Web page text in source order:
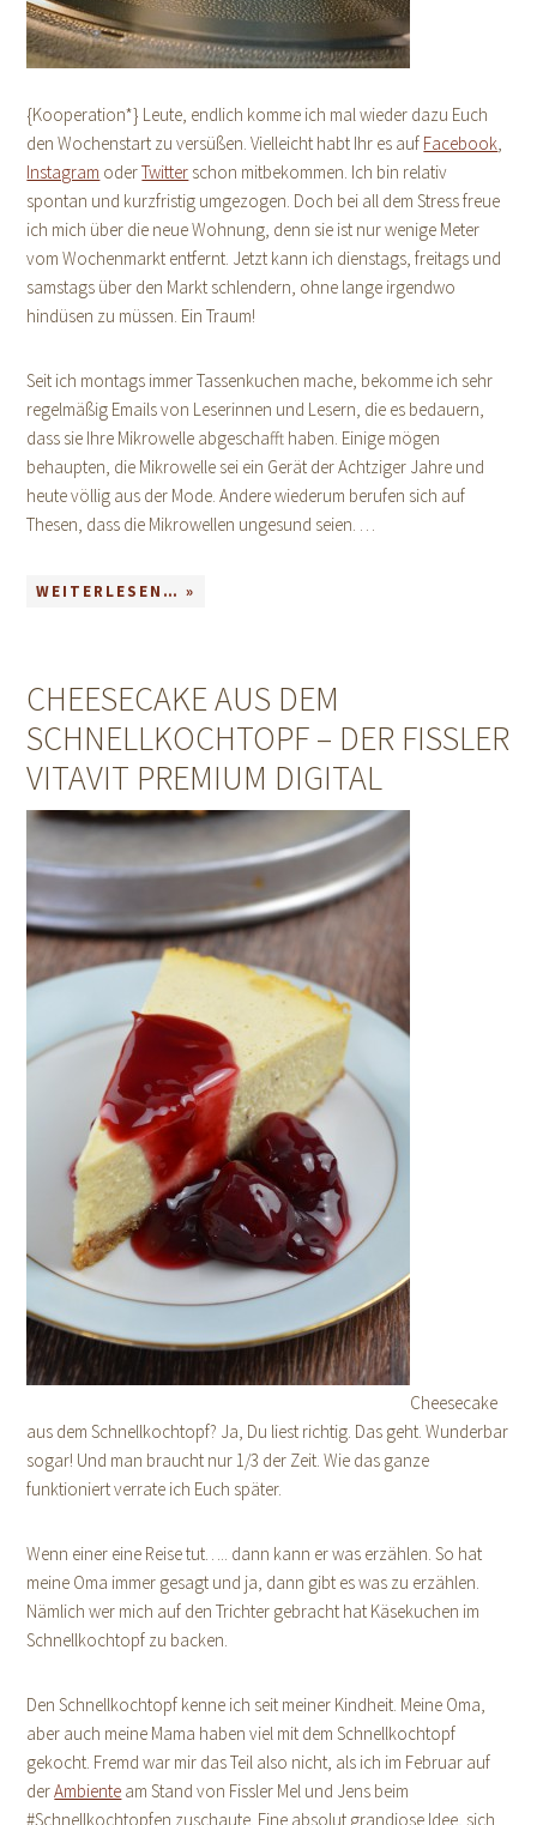
{Kooperation*} Leute, endlich komme ich mal wieder dazu Euch
den Wochenstart zu versüßen. Vielleicht habt Ihr es auf Facebook,
Instagram oderTwitter schon mitbekommen. Ich bin relativ
spontan und kurzfristig umgezogen. Doch bei all dem Stress freue
ich mich über die neue Wohnung, denn sie ist nur wenige Meter
vom Wochenmarkt entfernt. Jetzt kann ich dienstags, freitags und
samstags über den Markt schlendern, ohne lange irgendwo
hindüsen zu müssen. Ein Traum!
Seit ich montags immer Tassenkuchen mache, bekomme ich sehr
regelmäßig Emails von Leserinnen und Lesern, die es bedauern,
dass sie Ihre Mikrowelle abgeschafft haben. Einige mögen
behaupten, die Mikrowelle sei ein Gerät der Achtziger Jahre und
heute völlig aus der Mode. Andere wiederum berufen sich auf
Thesen, dass die Mikrowellen ungesund seien. …
WEITERLESEN… »
CHEESECAKE AUS DEM
SCHNELLKOCHTOPF – DER FISSLER
VITAVIT PREMIUM DIGITAL
Cheesecake
aus dem Schnellkochtopf? Ja, Du liest richtig. Das geht. Wunderbar
sogar! Und man braucht nur 1/3 der Zeit. Wie das ganze
funktioniert verrate ich Euch später.
Wenn einer eine Reise tut….. dann kann er was erzählen. So hat
meine Oma immer gesagt und ja, dann gibt es was zu erzählen.
Nämlich wer mich auf den Trichter gebracht hat Käsekuchen im
Schnellkochtopf zu backen.
Den Schnellkochtopf kenne ich seit meiner Kindheit. Meine Oma,
aber auch meine Mama haben viel mit dem Schnellkochtopf
gekocht. Fremd war mir das Teil also nicht, als ich im Februar auf
derAmbiente am Stand von Fissler Mel und Jens beim
#Schnellkochtopfen zuschaute. Eine absolut grandiose Idee, sich